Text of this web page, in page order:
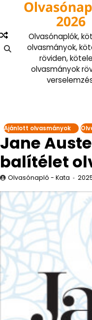
content
2026
Olvasónaplók,
olvasmányok,
röviden,
olvasmányok
Ajánlott olvasmányok
Jane
balítélet
Olvasónapló - Kata